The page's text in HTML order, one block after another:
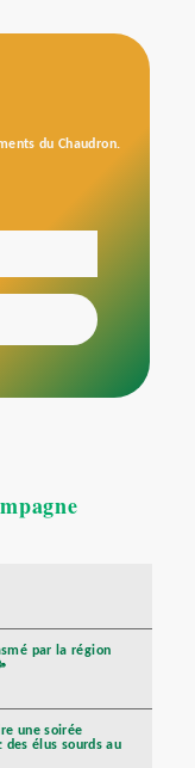
du Chaudron.
par la région
une soirée
élus sourds au